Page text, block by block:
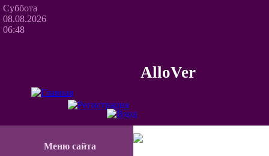
Суббота
08.08.2026
06:48
AlloVer
Меню сайта